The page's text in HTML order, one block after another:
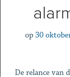
op 30
De relance van